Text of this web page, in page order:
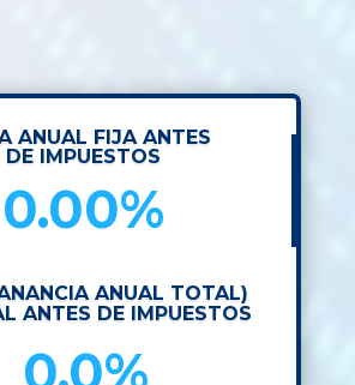
ANUAL FIJA ANTES
DE IMPUESTOS
0.00%
ANUAL TOTAL)
ANTES DE IMPUESTOS